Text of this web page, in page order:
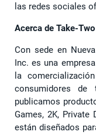
las redes sociales
Acerca de Take-
Con sede en
Inc. es una
la
consumidores
publicamos
Games, 2K,
están diseñados